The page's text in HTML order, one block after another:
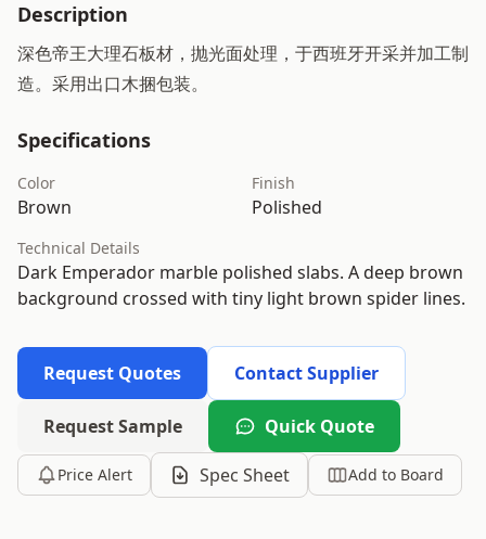
Description
深色帝王大理石板材，抛光面处理，于西班牙开采并加工制
造。采用出口木捆包装。
Specifications
Color
Brown
Finish
Polished
Technical Details
Dark Emperador marble polished slabs. A deep brown
background crossed with tiny light brown spider lines.
Request Quotes Contact Supplier
Request Sample Quick Quote
Price Alert Spec Sheet Add to Board